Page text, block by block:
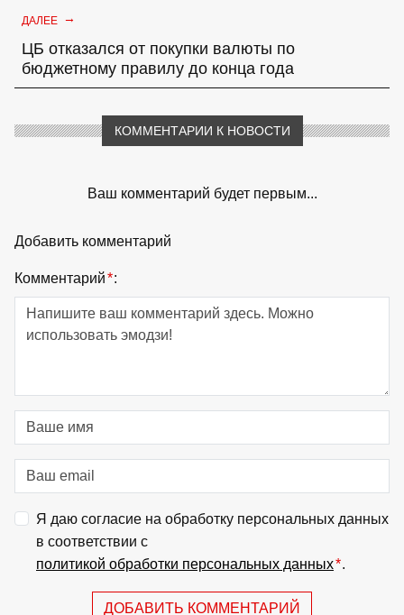
ДАЛЕЕ →
ЦБ отказался от покупки валюты по
бюджетному правилу до конца года
КОММЕНТАРИИ К НОВОСТИ
Ваш комментарий будет первым...
Добавить комментарий
Комментарий*:
Я даю согласие на обработку персональных данных
в соответствии с
политикой обработки персональных данных*.
ДОБАВИТЬ КОММЕНТАРИЙ